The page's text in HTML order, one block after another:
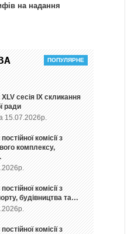
на надання
сесія ІХ скликання
ради
15.07.2026р.
комісії з
комплексу,
комісії з
будівництва та…
комісії з